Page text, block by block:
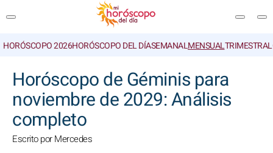
HORÓSCOPO 2026HORÓSCOPO DEL DÍASEMANALMENSUALTRIMESTRAL
Horóscopo de Géminis para
noviembre de 2029: Análisis
completo
Escrito por Mercedes